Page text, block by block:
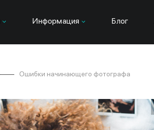
Информация Блог
Ошибки начинающего фотографа